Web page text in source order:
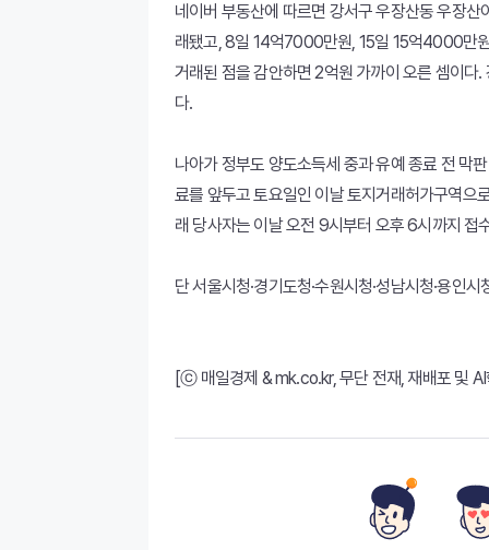
네이버 부동산에 따르면 강서구 우장산동 우장
래됐고, 8일 14억7000만원, 15일 15억4000만
거래된 점을 감안하면 2억원 가까이 오른 셈이다
다.
나아가 정부도 양도소득세 중과 유예 종료 전 막
료를 앞두고 토요일인 이날 토지거래허가구역으
래 당사자는 이날 오전 9시부터 오후 6시까지 접
단 서울시청·경기도청·수원시청·성남시청·용인
[ⓒ 매일경제 & mk.co.kr, 무단 전재, 재배포 및